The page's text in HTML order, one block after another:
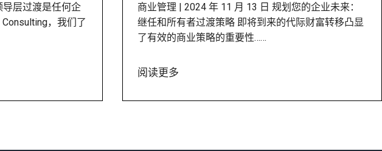
层过渡是任何企
，我们了
商业管理 | 2024 年 11 月 13 日 规划您的企业未来：
继任和所有者过渡策略 即将到来的代际财富转移凸显
了有效的商业策略的重要性……
阅读更多